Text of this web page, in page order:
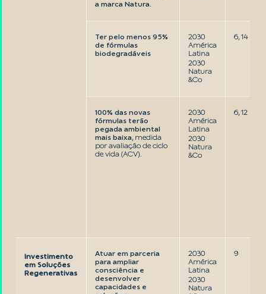
a marca Natura.
Ter pelo menos 95%
de fórmulas
biodegradáveis
2030
América
Latina
2030
Natura
&Co
6, 14
100% das novas
fórmulas terão
pegada ambiental
mais baixa, medida
por avaliação de ciclo
de vida (ACV).
2030
América
Latina
2030
Natura
&Co
6, 12
Investimento
em Soluções
Regenerativas
Atuar em parceria
para ampliar
consciência e
desenvolver
capacidades e
2030
América
Latina
2030
Natura
9